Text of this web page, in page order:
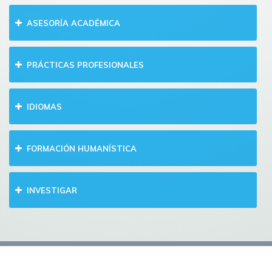
ASESORÍA ACADÉMICA
PRÁCTICAS PROFESIONALES
IDIOMAS
FORMACIÓN HUMANÍSTICA
INVESTIGAR